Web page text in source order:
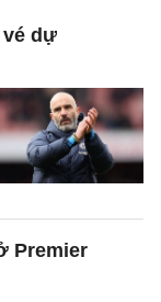
vé dự
Premier